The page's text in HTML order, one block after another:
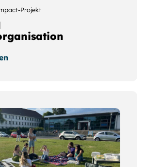
Projekt